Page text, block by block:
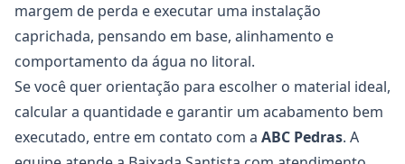
margem de perda e executar uma instalação
caprichada, pensando em base, alinhamento e
comportamento da água no litoral.
Se você quer orientação para escolher o material ideal,
calcular a quantidade e garantir um acabamento bem
executado, entre em contato com a ABC Pedras. A